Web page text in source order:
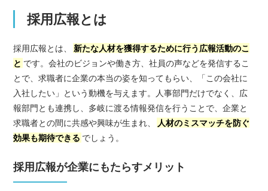
採用広報とは
採用広報とは、
新たな人材を獲得するために行う広報活動のこ
と です。会社のビジョンや働き方、社員の声などを発信するこ
とで、求職者に企業の本当の姿を知ってもらい、「この会社に
入社したい」という動機を与えます。人事部門だけでなく、広
報部門とも連携し、多岐に渡る情報発信を行うことで、企業と
求職者との間に共感や興味が生まれ、
人材のミスマッチを防ぐ
効果も期待できる でしょう。
採用広報が企業にもたらすメリット